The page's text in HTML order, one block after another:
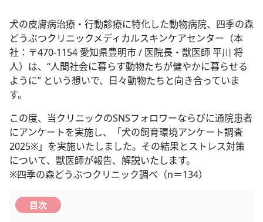
犬の皮膚病治療・行動診療に特化した動物病院、四季の森
どうぶつクリニックメディカルスキンケアセンター（本
社：〒470-1154 愛知県豊明市 / 医院長・獣医師 平川 将
人）は、“人間社会に暮らす動物たちが健やかに暮らせる
ように” という想いで、日々動物たちと向き合っていま
す。
この度、当クリニックのSNSフォロワーならびに通院患者
にアンケートを実施し、「犬の飼育環境アンケート調査
2025※」を実施いたしました。その結果とストレス対策
について、獣医師が報告、解説いたします。
※四季の森どうぶつクリニック調べ（n＝134）
目次